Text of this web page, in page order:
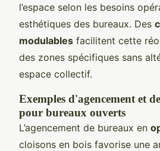
l’espace selon les besoins
esthétiques des bureaux. Des
modulables facilitent cette
des zones spécifiques sans
espace collectif.
Exemples d'agencement et
pour bureaux ouverts
L’agencement de bureaux en
cloisons en bois favorise une